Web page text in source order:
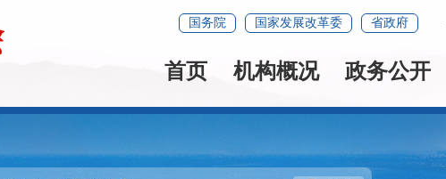
国务院 国家发展改革委 省政府
首页 机构概况 政务公开